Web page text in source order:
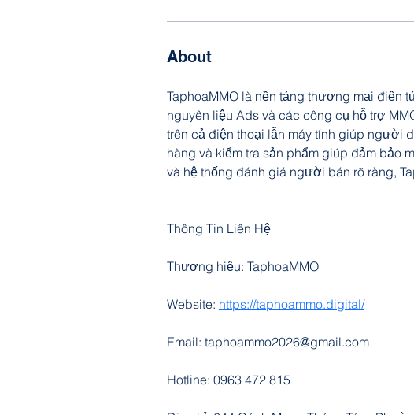
About
TaphoaMMO là nền tảng thương mại điện
nguyên liệu Ads và các công cụ hỗ trợ
trên cả điện thoại lẫn máy tính giúp người
hàng và kiểm tra sản phẩm giúp đảm bảo
và hệ thống đánh giá người bán rõ ràng,
Thông Tin Liên Hệ
Thương hiệu: TaphoaMMO
Website: https://taphoammo.digital/
Email: taphoammo2026@gmail.com
Hotline: 0963 472 815